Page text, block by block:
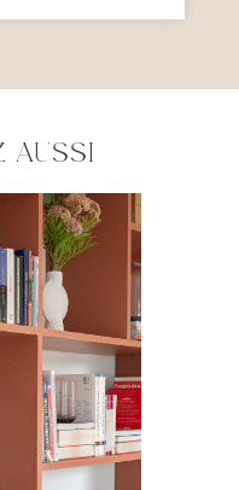
AUSSI